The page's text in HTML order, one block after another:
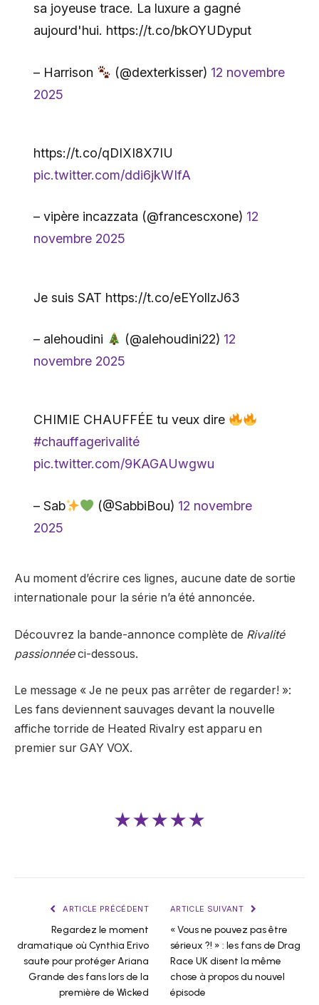
sa joyeuse trace. La luxure a gagné
aujourd'hui. https://t.co/bkOYUDyput
– Harrison (@dexterkisser) 12 novembre
2025
https://t.co/qDIXI8X7IU
pic.twitter.com/ddi6jkWIfA
– vipère incazzata (@francescxone) 12
novembre 2025
Je suis SAT https://t.co/eEYollzJ63
– alehoudini (@alehoudini22) 12
novembre 2025
CHIMIE CHAUFFÉE tu veux dire
#chauffagerivalité
pic.twitter.com/9KAGAUwgwu
– Sab (@SabbiBou) 12 novembre
2025
Au moment d’écrire ces lignes, aucune date de sortie
internationale pour la série n’a été annoncée.
Découvrez la bande-annonce complète de Rivalité
passionnéeci-dessous.
Le message « Je ne peux pas arrêter de regarder! »:
Les fans deviennent sauvages devant la nouvelle
affiche torride de Heated Rivalry est apparu en
premier sur GAY VOX.
★★★★★
ARTICLE PRÉCÉDENT
Regardez le moment
dramatique où Cynthia Erivo
saute pour protéger Ariana
Grande des fans lors de la
première de Wicked
ARTICLE SUIVANT
« Vous ne pouvez pas être
sérieux ?! » : les fans de Drag
Race UK disent la même
chose à propos du nouvel
épisode